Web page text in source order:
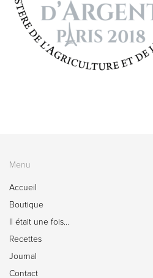
Menu
Accueil
Boutique
Il était une fois…
Recettes
Journal
Contact